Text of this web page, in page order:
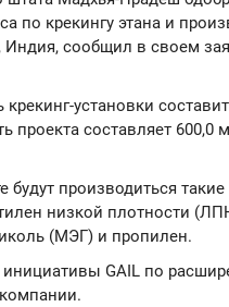
по крекингу этана и
Индия, сообщил в своем
установки
проекта составляет 600,0
производиться
низкой плотности
(МЭГ) и пропилен.
GAIL по